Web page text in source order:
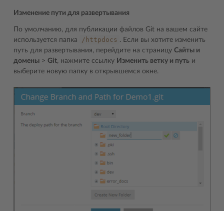
Изменение пути для развертывания
По умолчанию, для публикации файлов Git на вашем сайте
используется папка
/httpdocs . Если вы хотите изменить
путь для развертывания, перейдите на страницу Сайты и
домены > Git, нажмите ссылку Изменить ветку и путь и
выберите новую папку в открывшемся окне.